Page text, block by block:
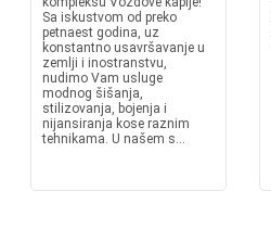
Sa iskustvom od preko
petnaest godina, uz
konstantno usavršavanje u
zemlji i inostranstvu,
nudimo Vam usluge
modnog šišanja,
stilizovanja, bojenja i
nijansiranja kose raznim
tehnikama. U našem s...